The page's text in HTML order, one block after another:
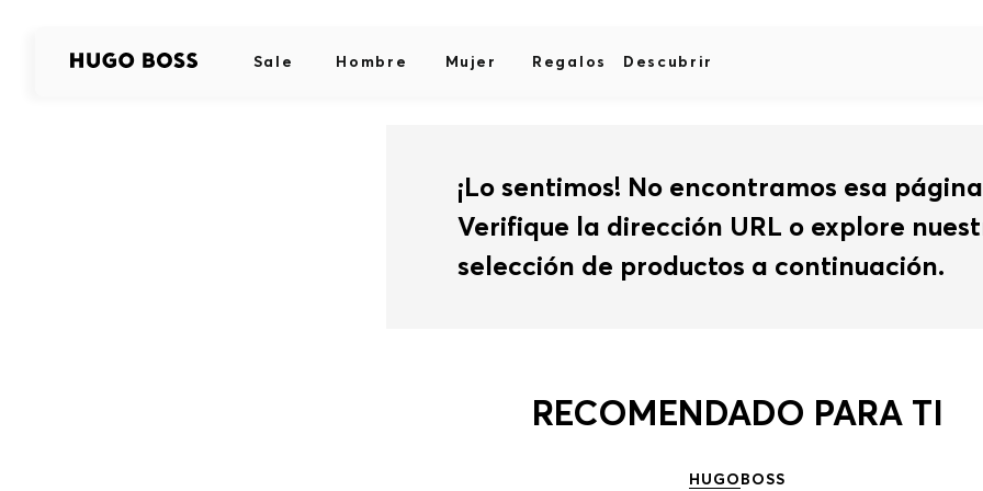
Sale Hombre Mujer Regalos Descubrir
¡Lo sentimos! No encontramos esa
Verifique la dirección URL o explore
selección de productos a continuación.
RECOMENDADO PARA TI
HUGOBOSS